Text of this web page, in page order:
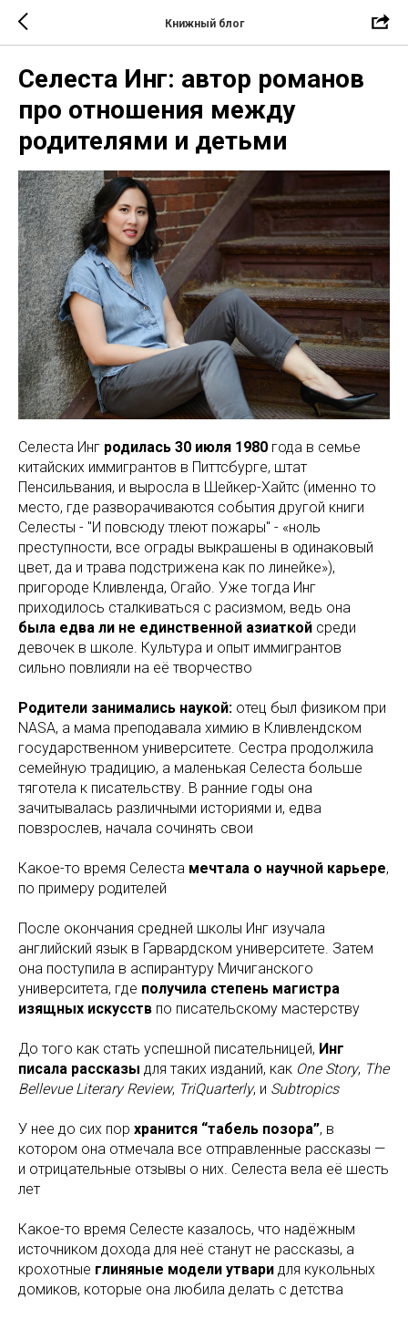
Книжный блог
Селеста Инг: автор романов
про отношения между
родителями и детьми
Селеста Инг родилась 30 июля 1980 года в семье
китайских иммигрантов в Питтсбурге, штат
Пенсильвания, и выросла в Шейкер-Хайтс (именно то
место, где разворачиваются события другой книги
Селесты - "И повсюду тлеют пожары" - «ноль
преступности, все ограды выкрашены в одинаковый
цвет, да и трава подстрижена как по линейке»),
пригороде Кливленда, Огайо. Уже тогда Инг
приходилось сталкиваться с расизмом, ведь она
была едва ли не единственной азиаткой среди
девочек в школе. Культура и опыт иммигрантов
сильно повлияли на её творчество
Родители занимались наукой: отец был физиком при
NASA, а мама преподавала химию в Кливлендском
государственном университете. Сестра продолжила
семейную традицию, а маленькая Селеста больше
тяготела к писательству. В ранние годы она
зачитывалась различными историями и, едва
повзрослев, начала сочинять свои
Какое-то время Селеста мечтала о научной карьере,
по примеру родителей
После окончания средней школы Инг изучала
английский язык в Гарвардском университете. Затем
она поступила в аспирантуру Мичиганского
университета, где получила степень магистра
изящных искусств по писательскому мастерству
До того как стать успешной писательницей, Инг
писала рассказы для таких изданий, как One Story, The
Bellevue Literary Review, TriQuarterly, и Subtropics
У нее до сих пор хранится “табель позора”, в
котором она отмечала все отправленные рассказы —
и отрицательные отзывы о них. Селеста вела её шесть
лет
Какое-то время Селесте казалось, что надёжным
источником дохода для неё станут не рассказы, а
крохотные глиняные модели утвари для кукольных
домиков, которые она любила делать с детства